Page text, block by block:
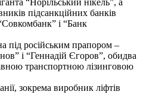
підсанкційних банків
і “Банк
під російським прапором –
і “Геннадій Єгоров”, обидва
транспортною лізинговою
зокрема виробник ліфтів